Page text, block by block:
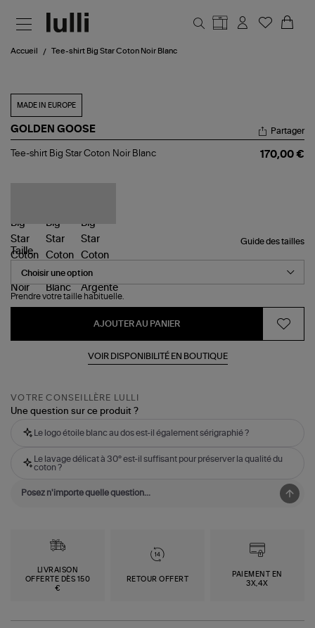
Accueil Tee-shirt Big Star Coton Noir Blanc
MADE IN EUROPE
GOLDEN GOOSE
Tee-
Partager
Tee-shirt Big Star Coton Noir Blanc 170,00 €
Guide des tailles
Taille
Prendre votre taille habituelle.
AJOUTER AU PANIER
VOIR DISPONIBILITÉ EN BOUTIQUE
VOTRE CONSEILLÈRE LULLI
Une question sur ce produit ?
Le logo étoile blanc au dos est-il également sérigraphié ?
Le lavage délicat à 30° est-il suffisant pour préserver la qualité du
coton ?
LIVRAISON
OFFERTE DÈS 150
€
RETOUR OFFERT
PAIEMENT EN
3X,4X